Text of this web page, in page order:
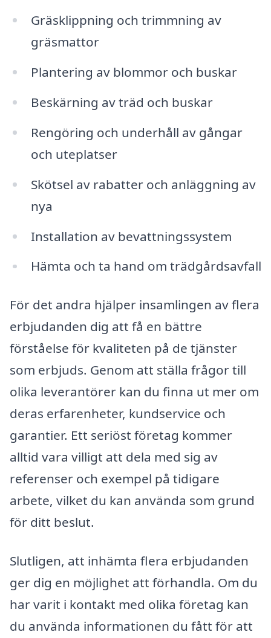
Gräsklippning och trimmning av
gräsmattor
Plantering av blommor och buskar
Beskärning av träd och buskar
Rengöring och underhåll av gångar
och uteplatser
Skötsel av rabatter och anläggning av
nya
Installation av bevattningssystem
Hämta och ta hand om trädgårdsavfall
För det andra hjälper insamlingen av flera
erbjudanden dig att få en bättre
förståelse för kvaliteten på de tjänster
som erbjuds. Genom att ställa frågor till
olika leverantörer kan du finna ut mer om
deras erfarenheter, kundservice och
garantier. Ett seriöst företag kommer
alltid vara villigt att dela med sig av
referenser och exempel på tidigare
arbete, vilket du kan använda som grund
för ditt beslut.
Slutligen, att inhämta flera erbjudanden
ger dig en möjlighet att förhandla. Om du
har varit i kontakt med olika företag kan
du använda informationen du fått för att